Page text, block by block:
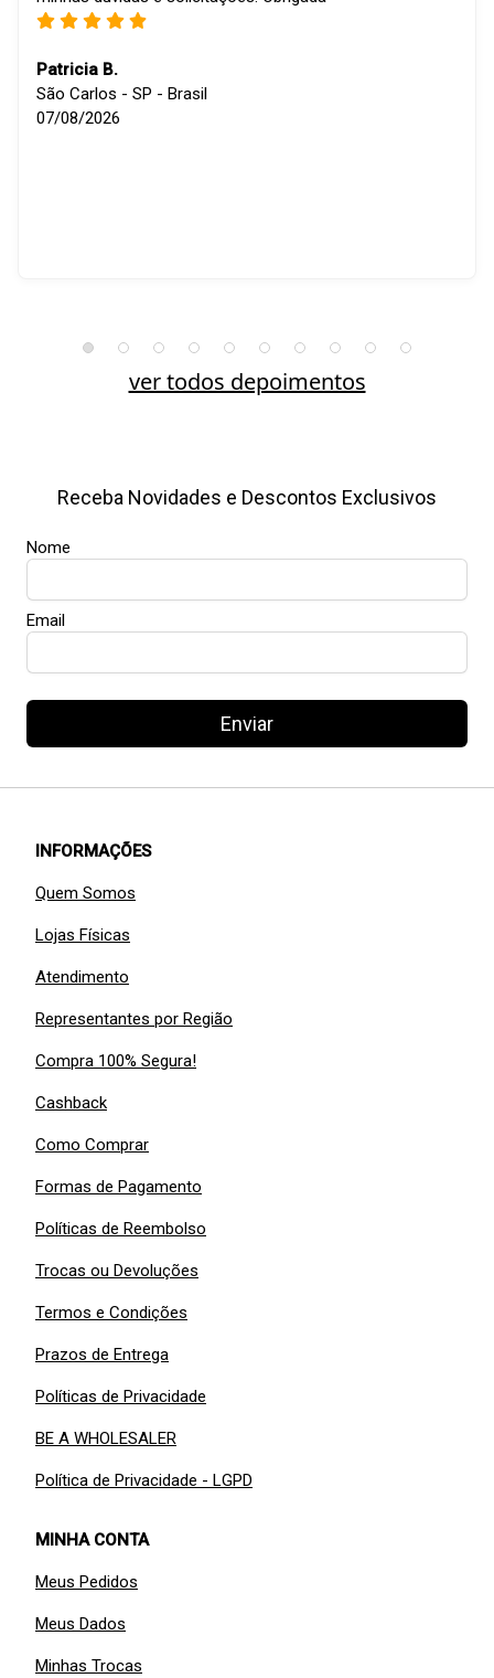
Patricia B.
São Carlos - SP - Brasil
07/08/2026
ver todos depoimentos
Receba Novidades e Descontos Exclusivos
Nome
Email
Enviar
INFORMAÇÕES
Quem Somos
Lojas Físicas
Atendimento
Representantes por Região
Compra 100% Segura!
Cashback
Como Comprar
Formas de Pagamento
Políticas de Reembolso
Trocas ou Devoluções
Termos e Condições
Prazos de Entrega
Políticas de Privacidade
BE A WHOLESALER
Política de Privacidade - LGPD
MINHA CONTA
Meus Pedidos
Meus Dados
Minhas Trocas